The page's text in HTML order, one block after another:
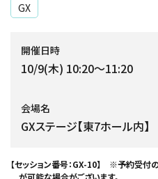
GX
開催日時
10/9(木) 10:20～11:20
会場名
GXステージ【東7ホール内】
【セッション番号：GX-10】 ※予約受付
が可能な場合がございます。